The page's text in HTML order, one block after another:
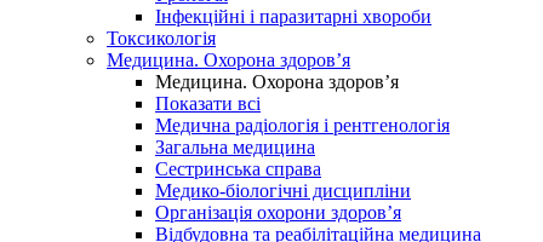
Інфекційні і паразитарні хвороби
Токсикологія
Медицина. Охорона здоров’я
Медицина. Охорона здоров’я
Показати всі
Медична радіологія і рентгенологія
Загальна медицина
Сестринська справа
Медико-біологічні дисципліни
Організація охорони здоров’я
Відбудовна та реабілітаційна медицина